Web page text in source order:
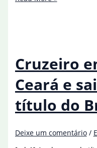
condenados
pelo
8
de
janeiro
Cruzeiro
Ceará e
título do
Deixe um comentário /